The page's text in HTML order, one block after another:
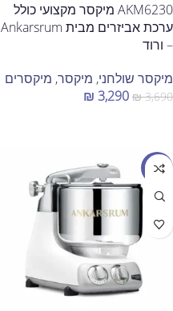
AKM6230 מיקסר מקצועי כולל
ערכת אביזרים מבית Ankarsrum
– ורוד
מיקסר שולחני, מיקסר, מיקסרים
₪3,690
₪ 3,290
מבצע